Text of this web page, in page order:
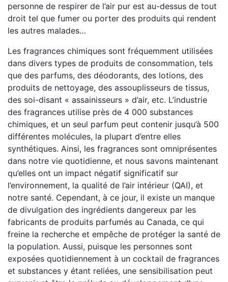
personne de respirer de l’air pur est au-dessus de tout
droit tel que fumer ou porter des produits qui rendent
les autres malades…
Les fragrances chimiques sont fréquemment utilisées
dans divers types de produits de consommation, tels
que des parfums, des déodorants, des lotions, des
produits de nettoyage, des assouplisseurs de tissus,
des soi-disant « assainisseurs » d’air, etc. L’industrie
des fragrances utilise près de 4 000 substances
chimiques, et un seul parfum peut contenir jusqu’à 500
différentes molécules, la plupart d’entre elles
synthétiques. Ainsi, les fragrances sont omniprésentes
dans notre vie quotidienne, et nous savons maintenant
qu’elles ont un impact négatif significatif sur
l’environnement, la qualité de l’air intérieur (QAI), et
notre santé. Cependant, à ce jour, il existe un manque
de divulgation des ingrédients dangereux par les
fabricants de produits parfumés au Canada, ce qui
freine la recherche et empêche de protéger la santé de
la population. Aussi, puisque les personnes sont
exposées quotidiennement à un cocktail de fragrances
et substances y étant reliées, une sensibilisation peut